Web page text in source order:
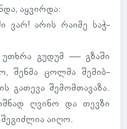
აყ­ვირდა:
ვარ! არის რაიმე საჭ­
გუდუმ — გზაში
შენმა ცოლმა შე­მიბ­
გა­თევა შე­მომ­თა­ვაზა.
ღვინო და თევზი
აიღო.